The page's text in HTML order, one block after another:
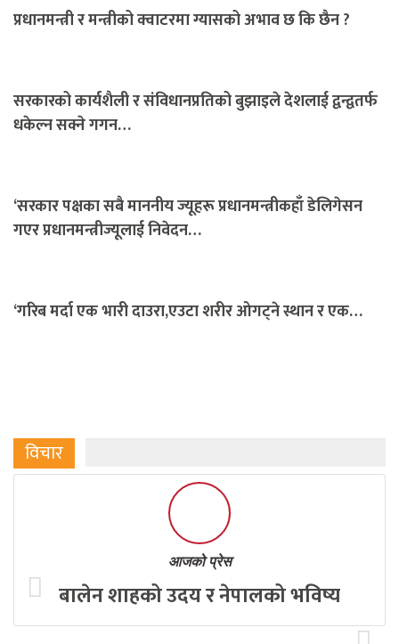
प्रधानमन्त्री र मन्त्रीको क्वाटरमा ग्यासको अभाव छ कि छैन ?
सरकारको कार्यशैली र संविधानप्रतिको बुझाइले देशलाई द्वन्द्वतर्फ
धकेल्न सक्ने गगन…
‘सरकार पक्षका सबै माननीय ज्यूहरू प्रधानमन्त्रीकहाँ डेलिगेसन
गएर प्रधानमन्त्रीज्यूलाई निवेदन…
‘गरिब मर्दा एक भारी दाउरा,एउटा शरीर ओगट्ने स्थान र एक…
विचार
आजको प्रेस
बालेन शाहको उदय र नेपालको भविष्य